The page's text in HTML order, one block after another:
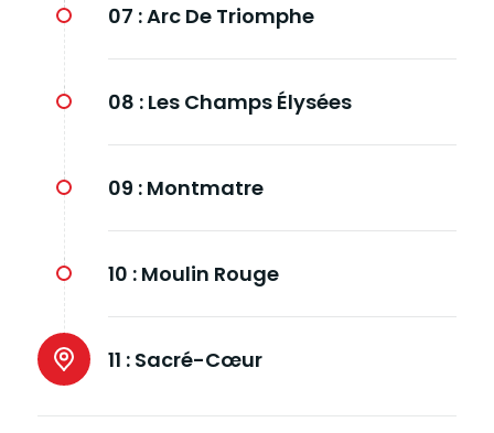
07 :Arc De Triomphe
08 : Les Champs Élysées
09 : Montmatre
10 : Moulin Rouge
11 : Sacré-Cœur